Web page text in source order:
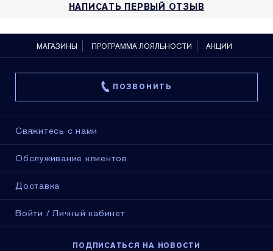
НАПИСАТЬ ПЕРВЫЙ ОТЗЫВ
МАГАЗИНЫ ПРОГРАММА ЛОЯЛЬНОСТИ АКЦИИ
ПОЗВОНИТЬ
Свяжитесь с нами
Обслуживание клиентов
Доставка
Войти / Личный кабинет
ПОДПИСАТЬСЯ НА НОВОСТИ